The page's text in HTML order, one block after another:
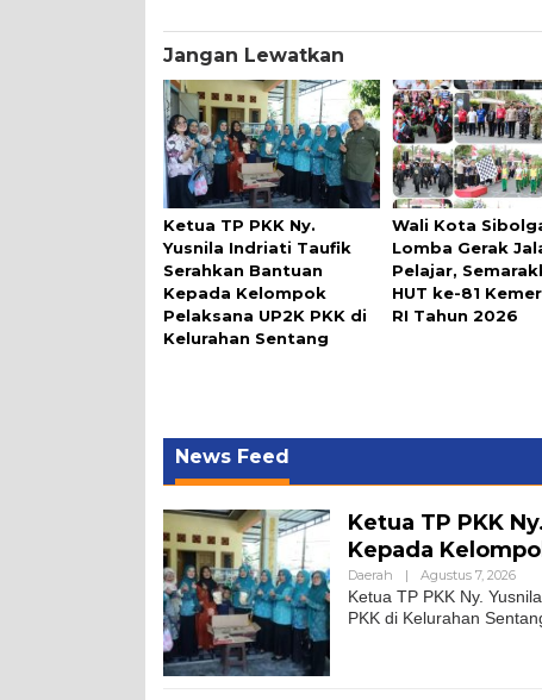
Jangan Lewatkan
Ketua TP PKK Ny.
Yusnila Indriati Taufik
Serahkan Bantuan
Kepada Kelompok
Pelaksana UP2K PKK di
Kelurahan Sentang
Wali Kota
Lomba Gerak
Pelajar,
HUT ke-81
RI Tahun 2026
News Feed
Ketua TP PKK
Kepada
Daerah | Agustus 7, 2026
Ketua TP PKK Ny.
PKK di Kelurahan